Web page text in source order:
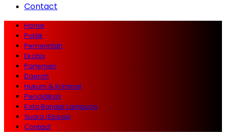
Contact
Home
Politik
Pemerintah
Ekobis
Parlemen
Daerah
Hukum & Kriminal
Pendidikan
Kota Bandar Lampung
Suara rEposisi
Contact